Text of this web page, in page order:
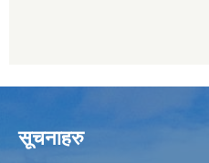
सूचनाहरु